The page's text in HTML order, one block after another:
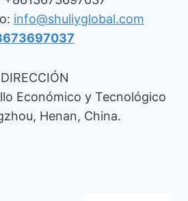
info@shuliyglobal.com
DIRECCIÓN
Económico y Tecnológico
Henan, China.